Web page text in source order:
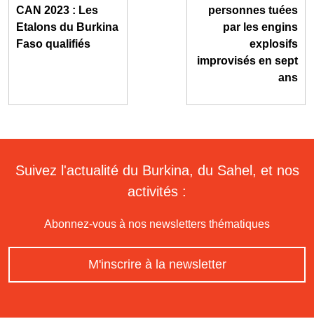
CAN 2023 : Les
Etalons du Burkina
Faso qualifiés
personnes tuées
par les engins
explosifs
improvisés en sept
ans
Suivez l'actualité du Burkina, du Sahel, et nos
activités :
Abonnez-vous à nos newsletters thématiques
M'inscrire à la newsletter